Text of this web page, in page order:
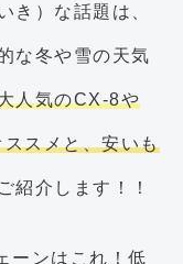
き）な話題は、
な冬や雪の天気
人気のCX-8や
スメと、安いも
紹介します！！